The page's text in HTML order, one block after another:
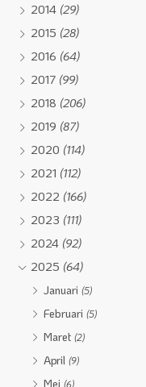
2014 (29)
2015 (28)
2016 (64)
2017 (99)
2018 (206)
2019 (87)
2020 (114)
2021 (112)
2022 (166)
2023 (111)
2024 (92)
2025 (64)
Januari(5)
Februari(5)
Maret(2)
April(9)
Mei(6)